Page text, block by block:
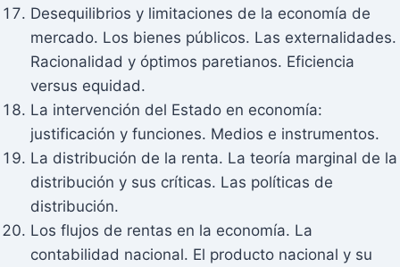
Desequilibrios y limitaciones de la economía de
mercado. Los bienes públicos. Las externalidades.
Racionalidad y óptimos paretianos. Eficiencia
versus equidad.
La intervención del Estado en economía:
justificación y funciones. Medios e instrumentos.
La distribución de la renta. La teoría marginal de la
distribución y sus críticas. Las políticas de
distribución.
Los flujos de rentas en la economía. La
contabilidad nacional. El producto nacional y su